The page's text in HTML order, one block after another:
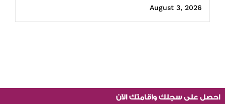
August 3, 2026
احصل على سجلك واقامتك الآن